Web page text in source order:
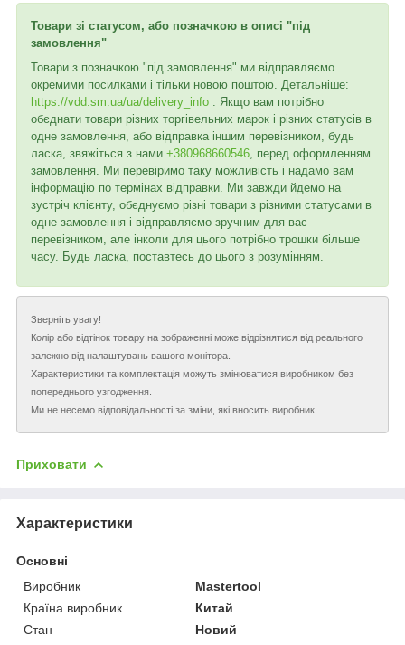
Товари зі статусом, або позначкою в описі "під
замовлення"
Товари з позначкою "під замовлення" ми відправляємо
окремими посилками і тільки новою поштою. Детальніше:
https://vdd.sm.ua/ua/delivery_info . Якщо вам потрібно
обєднати товари різних торгівельних марок і різних статусів в
одне замовлення, або відправка іншим перевізником, будь
ласка, звяжіться з нами +380968660546 , перед оформленням
замовлення. Ми перевіримо таку можливість і надамо вам
інформацію по термінах відправки. Ми завжди йдемо на
зустріч клієнту, обєднуємо різні товари з різними статусами в
одне замовлення і відправляємо зручним для вас
перевізником, але інколи для цього потрібно трошки більше
часу. Будь ласка, поставтесь до цього з розумінням.
Зверніть увагу!
Колір або відтінок товару на зображенні може відрізнятися від реального
залежно від налаштувань вашого монітора.
Характеристики та комплектація можуть змінюватися виробником без
попереднього узгодження.
Ми не несемо відповідальності за зміни, які вносить виробник.
Приховати
Характеристики
Основні
Виробник
Mastertool
Країна виробник
Китай
Стан
Новий